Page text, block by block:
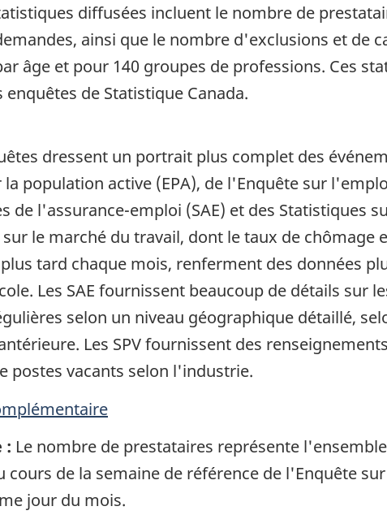
diffusées incluent le nombre de
ainsi que le nombre d'exclusions et de
âge et pour 140 groupes de professions. Ces
de Statistique Canada.
dressent un portrait plus complet des
population active (EPA), de l'Enquête sur
de l'assurance-emploi (SAE) et des Statistiques
le marché du travail, dont le taux de
tard chaque mois, renferment des données
Les SAE fournissent beaucoup de détails sur
selon un niveau géographique détaillé,
Les SPV fournissent des
postes vacants selon l'industrie.
: Le nombre de prestataires représente
cours de la semaine de référence de l'Enquête
jour du mois.